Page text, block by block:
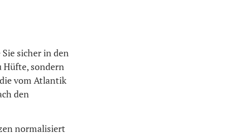
sicher in den
Hüfte, sondern
vom Atlantik
den
normalisiert